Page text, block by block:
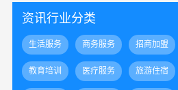
资讯行业分类
生活服务 商务服务 招商加盟
教育培训 医疗服务 旅游住宿